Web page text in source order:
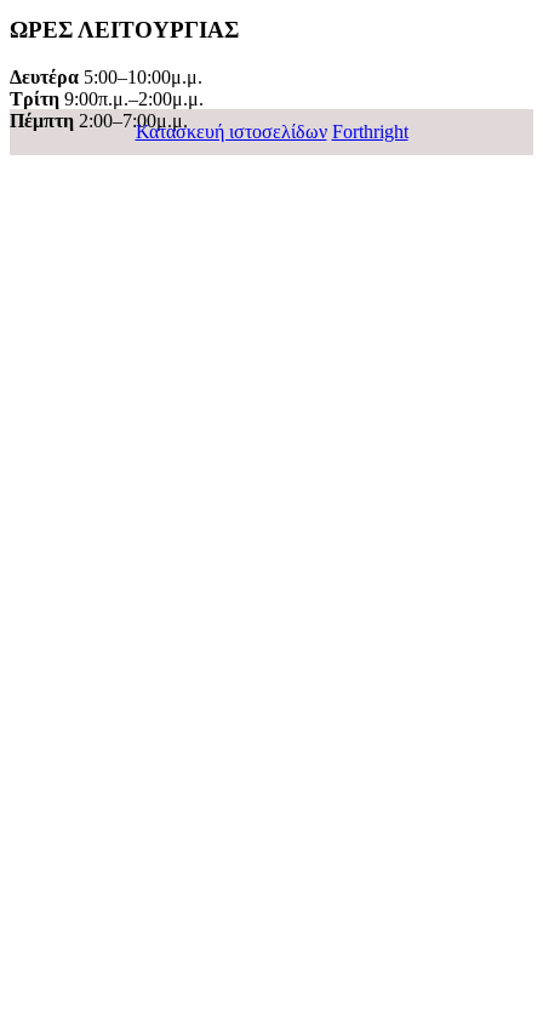
ΩΡΕΣ ΛΕΙΤΟΥΡΓΙΑΣ
Δευτέρα 5:00–10:00μ.μ.
Τρίτη 9:00π.μ.–2:00μ.μ.
Πέμπτη 2:00–7:00μ.μ.
Κατασκευή ιστοσελίδων Forthright